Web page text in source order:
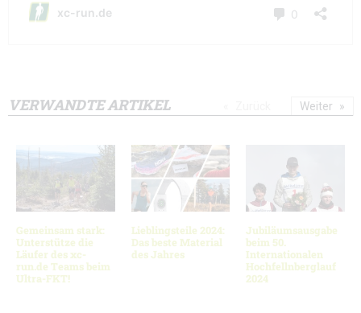
VERWANDTE ARTIKEL
Gemeinsam stark:
Unterstütze die
Läufer des xc-
run.de Teams beim
Ultra-FKT!
Lieblingsteile 2024:
Das beste Material
des Jahres
Jubiläumsausgabe
beim 50.
Internationalen
Hochfellnberglauf
2024
Weiter